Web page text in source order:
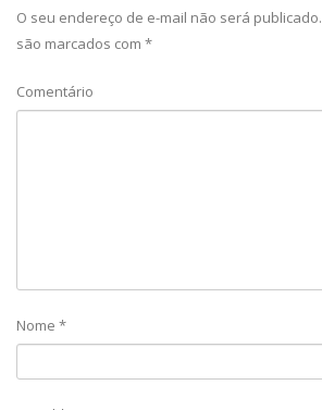
O seu endereço de e-mail não será publicado.
são marcados com *
Comentário
Nome *